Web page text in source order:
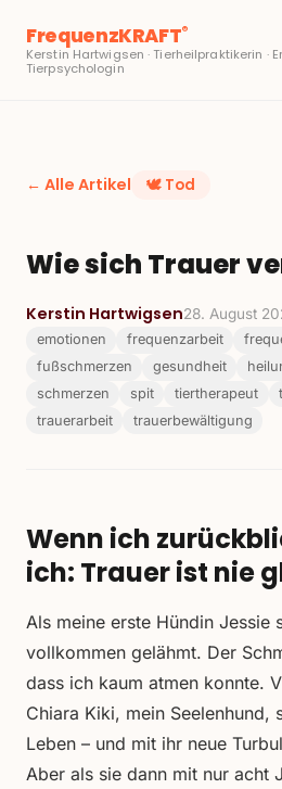
FrequenzKRAFT®
Kerstin Hartwigsen · Tierheilpraktikerin ·
Tierpsychologin
← Alle Artikel 🕊️ Tod
Wie sich Trauer
Kerstin Hartwigsen28. August
emotionen frequenzarbeit
fußschmerzen
gesundheit
schmerzen
spit tiertherapeut
trauerarbeit
trauerbewältigung
Wenn ich
ich: Trauer ist nie
Als meine erste Hündin Jessie
vollkommen gelähmt. Der
dass ich kaum atmen konnte.
Chiara Kiki, mein Seelenhund,
Leben – und mit ihr neue
Aber als sie dann mit nur acht